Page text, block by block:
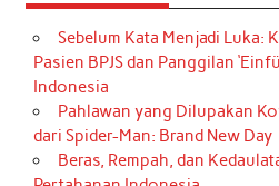
Sebelum Kata Menjadi Luka:
Pasien BPJS dan Panggilan
Indonesia
Pahlawan yang Dilupakan
dari Spider-Man: Brand New Day
Beras, Rempah, dan